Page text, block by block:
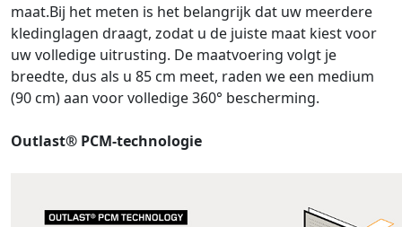
maat.Bij het meten is het belangrijk dat uw meerdere
kledinglagen draagt, zodat u de juiste maat kiest voor
uw volledige uitrusting. De maatvoering volgt je
breedte, dus als u 85 cm meet, raden we een medium
(90 cm) aan voor volledige 360° bescherming.
Outlast® PCM-technologie